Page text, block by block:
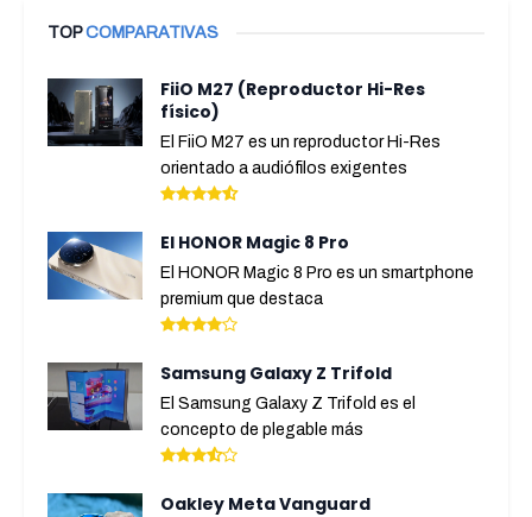
TOPCOMPARATIVAS
FiiO M27 (Reproductor Hi-Res
físico)
El FiiO M27 es un reproductor Hi-Res
orientado a audiófilos exigentes
El HONOR Magic 8 Pro
El HONOR Magic 8 Pro es un smartphone
premium que destaca
Samsung Galaxy Z Trifold
El Samsung Galaxy Z Trifold es el
concepto de plegable más
Oakley Meta Vanguard